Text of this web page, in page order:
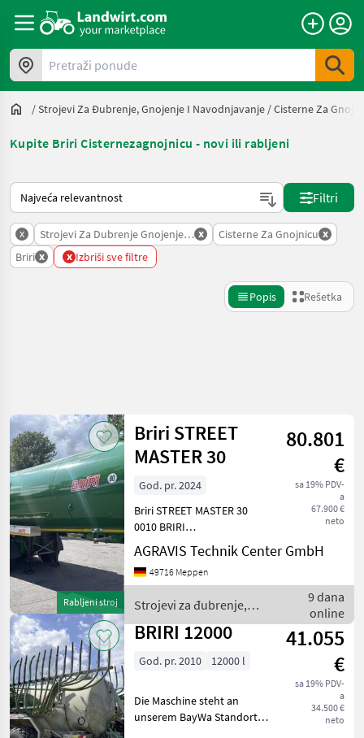
Pretraži ponude
/Strojevi Za Đubrenje, Gnojenje I Navodnjavanje /Cisterne Za
Kupite Briri Cisternezagnojnicu - novi ili rabljeni
Tako se sortira na Landwirt.com
Filtri
x Strojevi Za Dubrenje Gnojenje I Navodnjavanje
x Cisterne Za Gnojnicu x
Briri x x Izbriši sve filtre
Popis Rešetka
Kategorija 4 Država Filtri
TRENUTNA
STAZA
Poljoprivredna
tehnika
Strojevi Za
Navodnjavanje
Cisterne
Za
Gnojnicu
Briri
ODABERITE
KATEGORIJU
Poništi
Prikaži 5
rezultata
Rabljeni stroj
Briri STREET
MASTER 30
80.801
€
sa 19% PDV-
a
67.900 €
neto
God. pr. 2024
Briri STREET MASTER 30
0010 BRIRI
Tanksattelauflieger Street
Master 30 0020 zul.
Gesamtgewicht: 36000 kg
0040 -
Spannungsversorgung 24 V
00
AGRAVIS Technik Center GmbH
49716 Meppen
Strojevi za đubrenje,
gnojenje i navodnjavanje /
Briri
9 dana
online
BRIRI 12000
41.055
€
sa 19% PDV-
a
34.500 €
neto
God. pr. 2010 12000 l
Die Maschine steht an
unserem BayWa Standort in